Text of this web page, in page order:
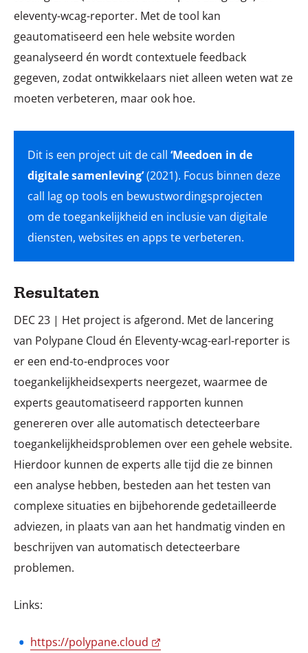
eleventy-wcag-reporter. Met de tool kan
geautomatiseerd een hele website worden
geanalyseerd én wordt contextuele feedback
gegeven, zodat ontwikkelaars niet alleen weten wat ze
moeten verbeteren, maar ook hoe.
Dit is een project uit de call ‘Meedoen in de
digitale samenleving’(2021). Focus binnen deze
call lag op tools en bewustwordingsprojecten
om de toegankelijkheid en inclusie van digitale
Resultaten
DEC 23 | Het project is afgerond. Met de lancering
van Polypane Cloud én Eleventy-wcag-earl-reporter is
er een end-to-endproces voor
toegankelijkheidsexperts neergezet, waarmee de
experts geautomatiseerd rapporten kunnen
genereren over alle automatisch detecteerbare
toegankelijkheidsproblemen over een gehele website.
Hierdoor kunnen de experts alle tijd die ze binnen
een analyse hebben, besteden aan het testen van
complexe situaties en bijbehorende gedetailleerde
adviezen, in plaats van aan het handmatig vinden en
beschrijven van automatisch detecteerbare
problemen.
Links:
https://polypane.cloud